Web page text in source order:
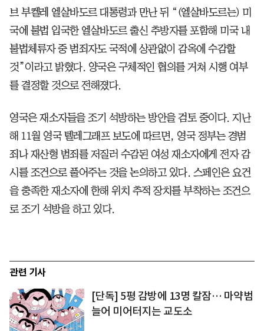
브 부켈레 엘살바도르 대통령과 만난 뒤 “(엘살바도르는) 미
국에 불법 입국한 엘살바도르 출신 추방자를 포함해 미국 내
불법체류자 중 범죄자도 국적에 상관없이 감옥에 수감할
것”이라고 밝혔다. 양국은 구체적인 협의를 거쳐 시행 여부
를 결정할 것으로 전해졌다.
영국은 재소자들을 조기 석방하는 방안을 검토 중이다. 지난
해 11월 영국 텔레그래프 보도에 따르면, 영국 정부는 경범
죄나 재산형 범죄를 저질러 수감된 여성 재소자에게 전자 감
시를 조건으로 풀어주는 것을 논의하고 있다. 스페인은 요건
을 충족한 재소자에 한해 위치 추적 장치를 부착하는 조건으
로 조기 석방을 하고 있다.
관련 기사
[단독] 5평 감방에 13명 칼잠… 마약범
늘어 미어터지는 교도소